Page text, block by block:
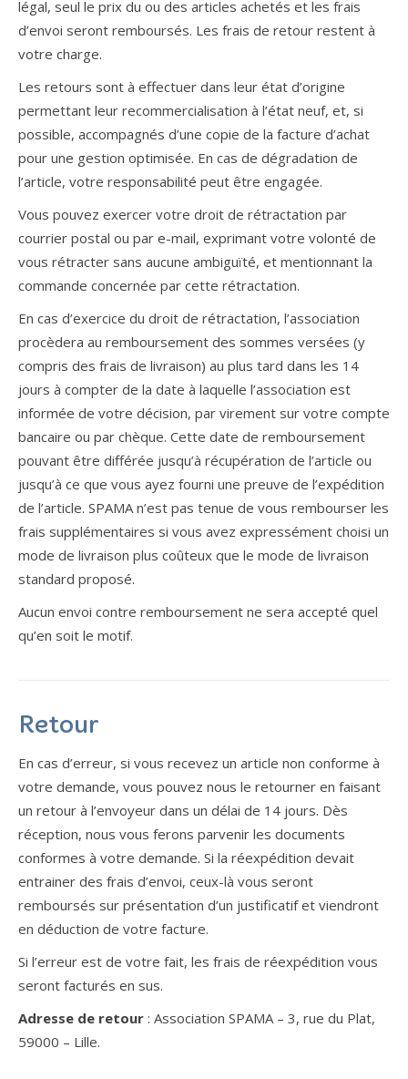
légal, seul le prix du ou des articles achetés et les frais
d’envoi seront remboursés. Les frais de retour restent à
votre charge.
Les retours sont à effectuer dans leur état d’origine
permettant leur recommercialisation à l’état neuf, et, si
possible, accompagnés d’une copie de la facture d’achat
pour une gestion optimisée. En cas de dégradation de
l’article, votre responsabilité peut être engagée.
Vous pouvez exercer votre droit de rétractation par
courrier postal ou par e-mail, exprimant votre volonté de
vous rétracter sans aucune ambiguïté, et mentionnant la
commande concernée par cette rétractation.
En cas d’exercice du droit de rétractation, l’association
procèdera au remboursement des sommes versées (y
compris des frais de livraison) au plus tard dans les 14
jours à compter de la date à laquelle l’association est
informée de votre décision, par virement sur votre compte
bancaire ou par chèque. Cette date de remboursement
pouvant être différée jusqu’à récupération de l’article ou
jusqu’à ce que vous ayez fourni une preuve de l’expédition
de l’article. SPAMA n’est pas tenue de vous rembourser les
frais supplémentaires si vous avez expressément choisi un
mode de livraison plus coûteux que le mode de livraison
standard proposé.
Aucun envoi contre remboursement ne sera accepté quel
qu’en soit le motif.
Retour
En cas d’erreur, si vous recevez un article non conforme à
votre demande, vous pouvez nous le retourner en faisant
un retour à l’envoyeur dans un délai de 14 jours. Dès
réception, nous vous ferons parvenir les documents
conformes à votre demande. Si la réexpédition devait
entrainer des frais d’envoi, ceux-là vous seront
remboursés sur présentation d’un justificatif et viendront
en déduction de votre facture.
Si l’erreur est de votre fait, les frais de réexpédition vous
seront facturés en sus.
Adresse de retour : Association SPAMA – 3, rue du Plat,
59000 – Lille.